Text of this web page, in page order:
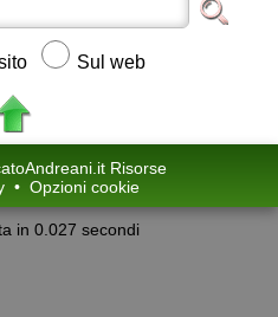
Sul web
Risorse
• Opzioni cookie
in 0.027 secondi